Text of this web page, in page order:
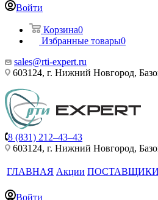
Войти
Корзина0
Избранные товары0
sales@rti-expert.ru
603124, г. Нижний Новгород,
8 (831) 212–43–43
603124, г. Нижний Новгород,
ГЛАВНАЯ Акции ПОСТАВЩИКИ
Войти